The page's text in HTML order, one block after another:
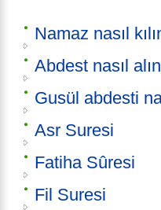
Namaz nasıl
Abdest nasıl
Gusül abdesti
Asr Suresi
Fatiha Sûresi
Fil Suresi